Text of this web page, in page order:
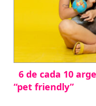
6 de cada 10
“pet friendly”